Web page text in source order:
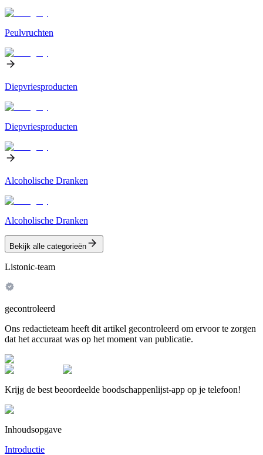
Peulvruchten
Diepvriesproducten
Diepvriesproducten
Alcoholische Dranken
Alcoholische Dranken
Bekijk alle categorieën
Listonic-team
gecontroleerd
Ons redactieteam heeft dit artikel gecontroleerd om ervoor te zorgen
dat het accuraat was op het moment van publicatie.
Krijg de best beoordeelde boodschappenlijst-app op je telefoon!
Inhoudsopgave
Introductie